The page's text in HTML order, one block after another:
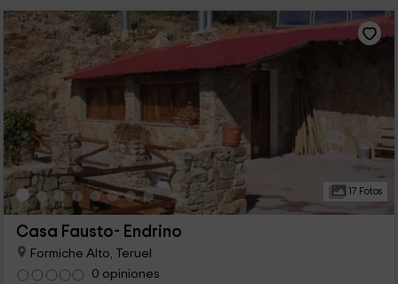
17 Fotos
Casa Fausto- Endrino
Formiche Alto, Teruel
0 opiniones